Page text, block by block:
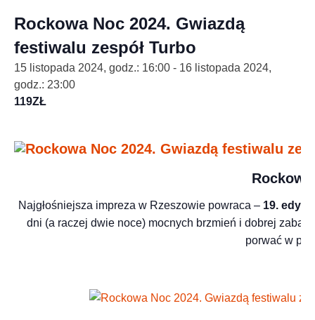
Rockowa Noc 2024. Gwiazdą
festiwalu zespół Turbo
15 listopada 2024, godz.: 16:00 - 16 listopada 2024,
godz.: 23:00
119ZŁ
Najgłośniejsza impreza w Rzeszowie powraca – 19.
dni (a raczej dwie noce) mocnych brzmień i dobrej
porwać w